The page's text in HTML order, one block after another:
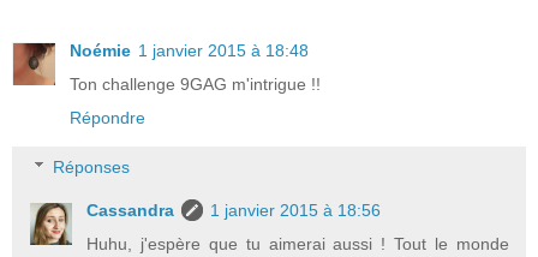
Noémie 1 janvier 2015 à 18:48
Ton challenge 9GAG m'intrigue !!
Répondre
Réponses
Cassandra
1 janvier 2015 à 18:56
Huhu, j'espère que tu aimerai aussi ! Tout le monde